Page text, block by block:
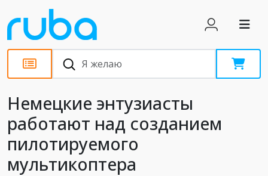
Новости
Немецкие энтузиасты
работают над созданием
пилотируемого
мультикоптера